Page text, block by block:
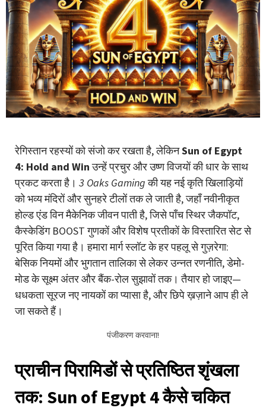
रेगिस्तान रहस्यों को संजो कर रखता है, लेकिनSun of Egypt
4: Hold and Winउन्हें प्रचुर और उष्ण विजयों की धार के साथ
प्रकट करता है। 3 Oaks Gamingकी यह नई कृति खिलाड़ियों
को भव्य मंदिरों और सुनहरे टीलों तक ले जाती है, जहाँ नवीनीकृत
होल्ड एंड विन मैकेनिक जीवन पाती है, जिसे पाँच स्थिर जैकपॉट,
कैस्केडिंग BOOST गुणकों और विशेष प्रतीकों के विस्तारित सेट से
पूरित किया गया है। हमारा मार्ग स्लॉट के हर पहलू से गुज़रेगा:
बेसिक नियमों और भुगतान तालिका से लेकर उन्नत रणनीति, डेमो-
मोड के सूक्ष्म अंतर और बैंक-रोल सुझावों तक। तैयार हो जाइए—
धधकता सूरज नए नायकों का प्यासा है, और छिपे ख़ज़ाने आप ही ले
जा सकते हैं।
पंजीकरण करवाना!
प्राचीन पिरामिडों से प्रतिष्ठित शृंखला
तक: Sun of Egypt 4 कैसे चकित